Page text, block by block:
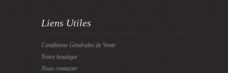
Liens Utiles
Conditions Générales de Vente
Notre boutique
Nous contacter